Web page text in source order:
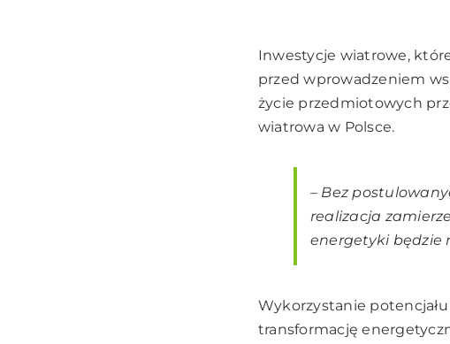
Inwestycje wiatrowe,
przed wprowadzeniem
życie przedmiotowych
wiatrowa w Polsce.
– Bez
realizacja
energetyki będzie
Wykorzystanie
transformację